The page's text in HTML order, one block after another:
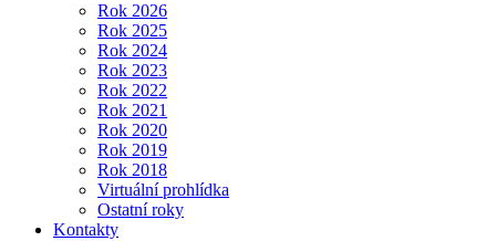
Rok 2026
Rok 2025
Rok 2024
Rok 2023
Rok 2022
Rok 2021
Rok 2020
Rok 2019
Rok 2018
Virtuální prohlídka
Ostatní roky
Kontakty